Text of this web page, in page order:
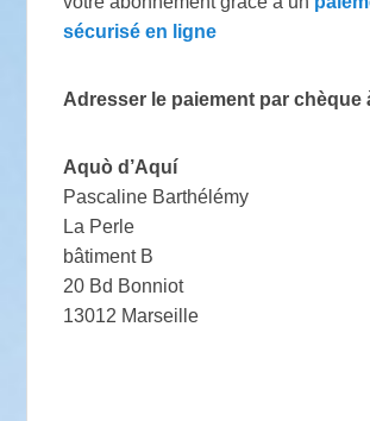
sécurisé en ligne
Adresser le paiement par chèque
Aquò d’Aquí
Pascaline Barthélémy
La Perle
bâtiment B
20 Bd Bonniot
13012 Marseille